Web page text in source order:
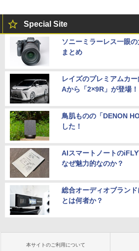
Special Site
ソニーミラーレス一眼
まとめ
レイズのプレミアムカ
Aから「2×9R」が登場！
鳥肌ものの「DENON
した！
AIスマートノートの
なぜ魅力的なのか？
総合オーディオブラン
とは何者か？
本サイトのご利用について